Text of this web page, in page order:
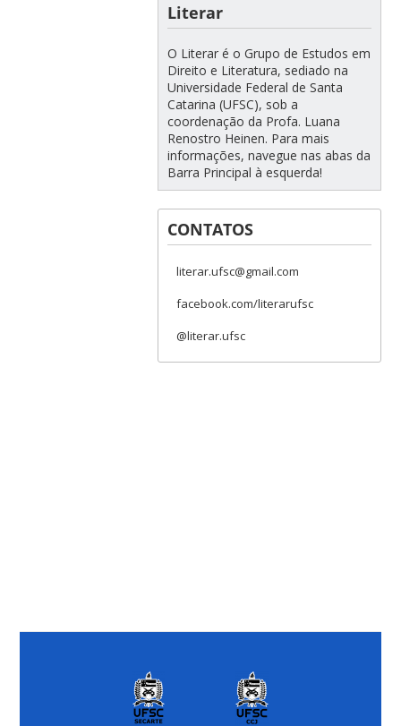
Literar
O Literar é o Grupo de Estudos em
Direito e Literatura, sediado na
Universidade Federal de Santa
Catarina (UFSC), sob a
coordenação da Profa. Luana
Renostro Heinen. Para mais
informações, navegue nas abas da
Barra Principal à esquerda!
CONTATOS
literar.ufsc@gmail.com
facebook.com/literarufsc
@literar.ufsc